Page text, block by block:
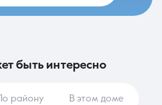
быть интересно
По району В этом доме